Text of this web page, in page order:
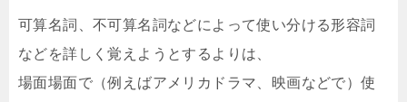
可算名詞、不可算名詞などによって使い分ける形容詞
などを詳しく覚えようとするよりは、
場面場面で（例えばアメリカドラマ、映画などで）使